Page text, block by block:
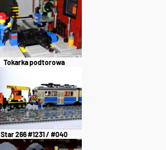
Tokarka podtorowa
Star 266 #1231 / #040